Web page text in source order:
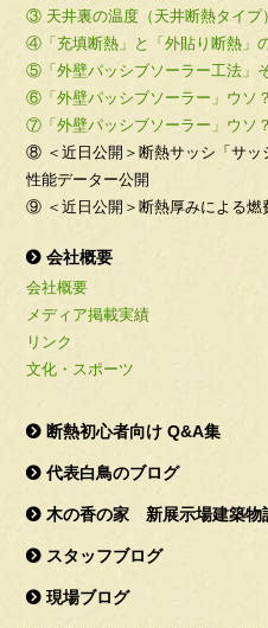
③ 天井裏の温度（天井断熱タイプ
④「充填断熱」と「外貼り断熱」
⑤「外壁パッシブソーラー工法」
⑥「外壁パッシブソーラー」ウソ
⑦「外壁パッシブソーラー」ウソ
⑧ ＜近日公開＞断熱サッシ「サッ
性能データー公開
⑨ ＜近日公開＞断熱厚みによる燃
会社概要
会社概要
メディア掲載実績
リンク
文化・スポーツ
断熱初心者向け Q&A集
代表白鳥のブログ
木の香の家 新展示場建築物
スタッフブログ
現場ブログ